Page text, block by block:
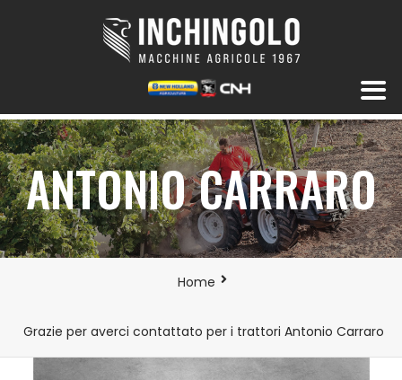
ANTONIO CARRARO
Home
Grazie per averci contattato per i trattori Antonio Carraro